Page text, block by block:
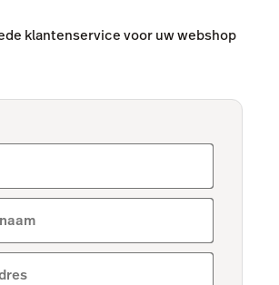
klantenservice voor uw webshop